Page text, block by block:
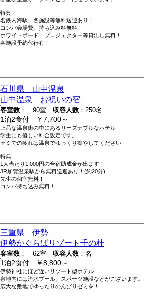
特典
名鉄内海駅、各施設等無料送迎あり！
コンパ会場費、持ち込み料無料！
ホワイトボード、プロジェクター等貸出し無料！
各施設予約代行有！
石川県 山中温泉
山中温泉 お祝いの宿
客室数 ： 90室 収容人数 ：250名
1泊2食付 ￥7,700～
上品な温泉街の中にあるリーズナブルなホテル
学生にも優しい料金設定です。
ゼミでの疲れは温泉でゆっくり癒やしてください
特典
1人当たり1,000円の合宿助成金が出ます！
JR加賀温泉駅から無料送迎あり！(約20分)
先生の個室無料！
コンパ持ち込み無料！
三重県 伊勢
伊勢かぐらばリゾート千の杜
客室数 ： 62室 収容人数 ：名
1泊2食付 ￥8,800～
伊勢神社にほど近いリゾート型ホテル
敷地内には流水プール、スポーツ施設などがございます。
広大な敷地でゆったりのんびりゼミを！